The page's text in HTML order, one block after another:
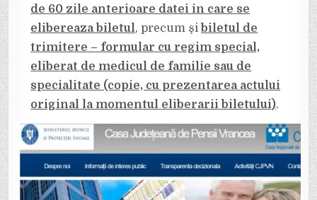
de 60 zile anterioare datei in care se
elibereaza biletul, precum şibiletul de
trimitere – formular cu regim special,
eliberat de medicul de familie sau de
specialitate (copie, cu prezentarea actului
original la momentul eliberarii biletului).